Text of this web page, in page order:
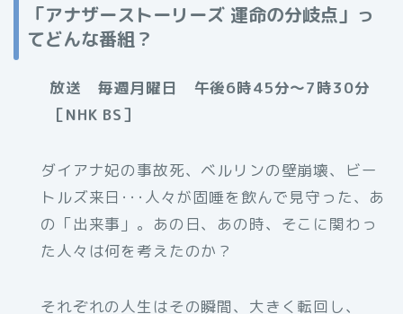
「アナザーストーリーズ 運命の分岐点」っ
てどんな番組？
放送 毎週月曜日 午後6時45分～7時30分
［NHK BS］
ダイアナ妃の事故死、ベルリンの壁崩壊、ビー
トルズ来日･･･人々が固唾を飲んで見守った、あ
の「出来事」。あの日、あの時、そこに関わっ
た人々は何を考えたのか？
それぞれの人生はその瞬間、大きく転回し、